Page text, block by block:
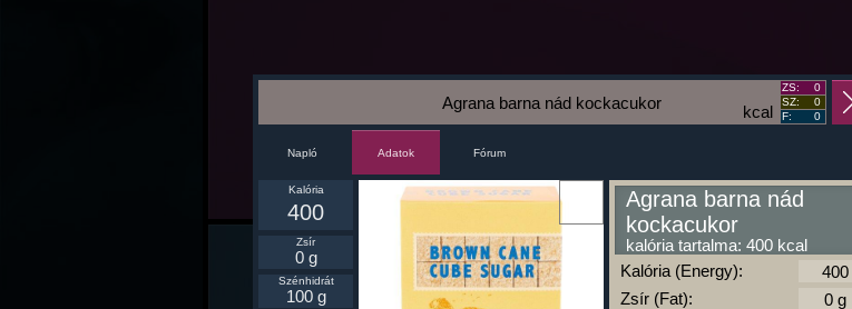
kcal
Agrana barna nád kockacukor
ZS:
0
SZ:
0
F:
0
Napló Adatok Fórum
Kalória
400
Zsír
0 g
Szénhidrát
100 g
Agrana barna nád
kockacukor
kalória tartalma: 400 kcal
Kalória (Energy):
Zsír (Fat):